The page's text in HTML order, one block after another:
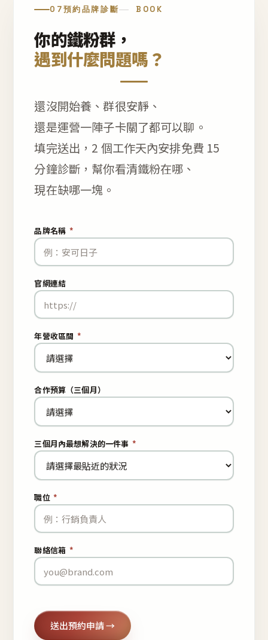
07預約品牌診斷 BOOK
你的鐵粉群，
遇到什麼問題嗎？
還沒開始養、群很安靜、
還是運營一陣子卡關了都可以聊。
填完送出，2 個工作天內安排免費 15
分鐘診斷，幫你看清鐵粉在哪、
現在缺哪一塊。
品牌名稱 *
官網連結
年營收區間 *
合作預算（三個月）
三個月內最想解決的一件事 *
職位 *
聯絡信箱 *
送出預約申請 →